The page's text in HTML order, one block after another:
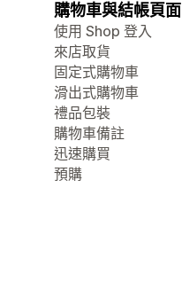
購物車與結帳頁面
使用 Shop 登入
來店取貨
固定式購物車
滑出式購物車
禮品包裝
購物車備註
迅速購買
預購